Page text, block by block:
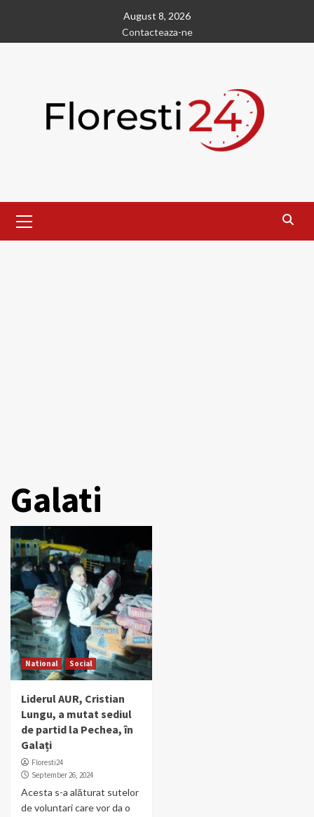
content
August 8, 2026
Contacteaza-ne
Menu
Galati
National Social
Liderul AUR, Cristian
Lungu, a mutat sediul
de partid la Pechea, în
Galați
Floresti24
September 26, 2024
Acesta s-a alăturat sutelor
de voluntari care vor da o